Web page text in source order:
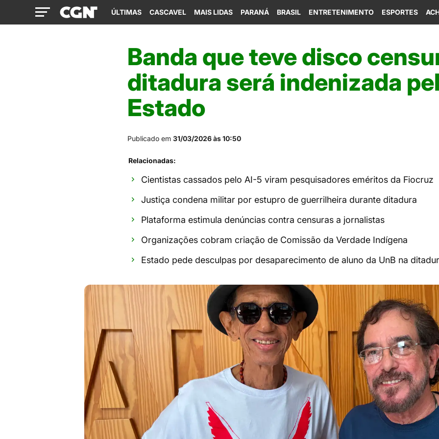
ÚLTIMAS CASCAVEL MAIS LIDAS PARANÁ BRASIL ENTRETENIMENTO ESPORTES
Banda que teve disco
ditadura será indenizada
Estado
Publicado em 31/03/2026 às 10:50
Relacionadas:
Cientistas cassados pelo AI-5 viram pesquisadores eméritos da Fiocruz
Justiça condena militar por estupro de guerrilheira durante ditadura
Plataforma estimula denúncias contra censuras a jornalistas
Organizações cobram criação de Comissão da Verdade Indígena
Estado pede desculpas por desaparecimento de aluno da UnB na